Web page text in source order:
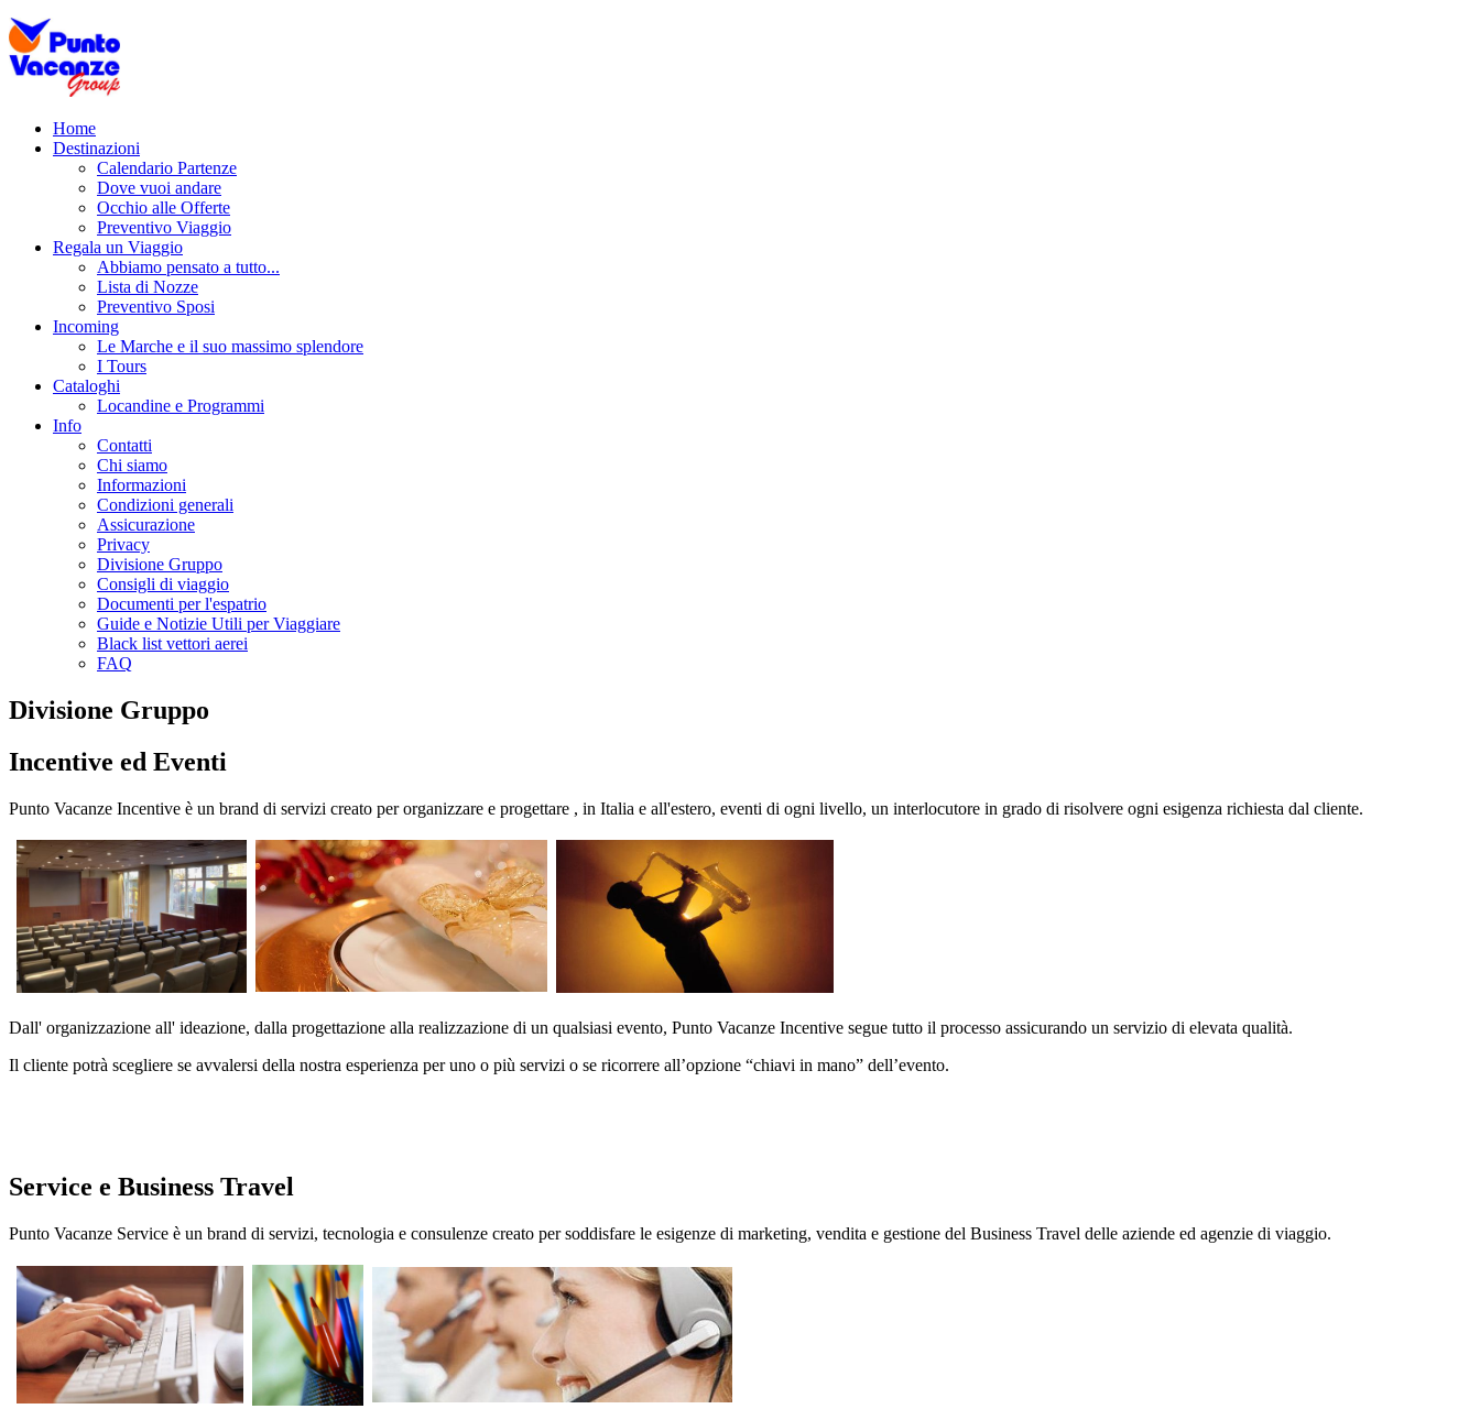
Home
Destinazioni
Calendario Partenze
Dove vuoi andare
Occhio alle Offerte
Preventivo Viaggio
Regala un Viaggio
Abbiamo pensato a tutto...
Lista di Nozze
Preventivo Sposi
Incoming
Le Marche e il suo massimo splendore
I Tours
Cataloghi
Locandine e Programmi
Info
Contatti
Chi siamo
Informazioni
Condizioni generali
Assicurazione
Privacy
Divisione Gruppo
Consigli di viaggio
Documenti per l'espatrio
Guide e Notizie Utili per Viaggiare
Black list vettori aerei
FAQ
Divisione Gruppo
Incentive ed Eventi
Punto Vacanze Incentive è un brand di servizi creato per organizzare e progettare , in Italia e all'estero, eventi di ogni livello, un interlocutore in grado di risolvere ogni esigenza richiesta dal cliente.
Dall' organizzazione all' ideazione, dalla progettazione alla realizzazione di un qualsiasi evento, Punto Vacanze Incentive segue tutto il processo assicurando un servizio di elevata qualità.
Il cliente potrà scegliere se avvalersi della nostra esperienza per uno o più servizi o se ricorrere all’opzione “chiavi in mano” dell’evento.
Service e Business Travel
Punto Vacanze Service è un brand di servizi, tecnologia e consulenze creato per soddisfare le esigenze di marketing, vendita e gestione del Business Travel delle aziende ed agenzie di viaggio.